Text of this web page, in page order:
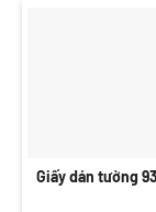
Giấy dán tường